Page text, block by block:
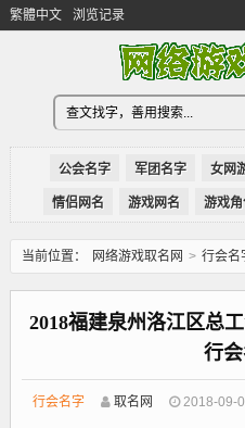
繁體中文 浏览记录
公会名字 军团名字 女网
情侣网名 游戏网名 游戏角
当前位置： 网络游戏取名网 > 行会名
2018福建泉州洛江区总
行
行会名字 取名网 2018-09-